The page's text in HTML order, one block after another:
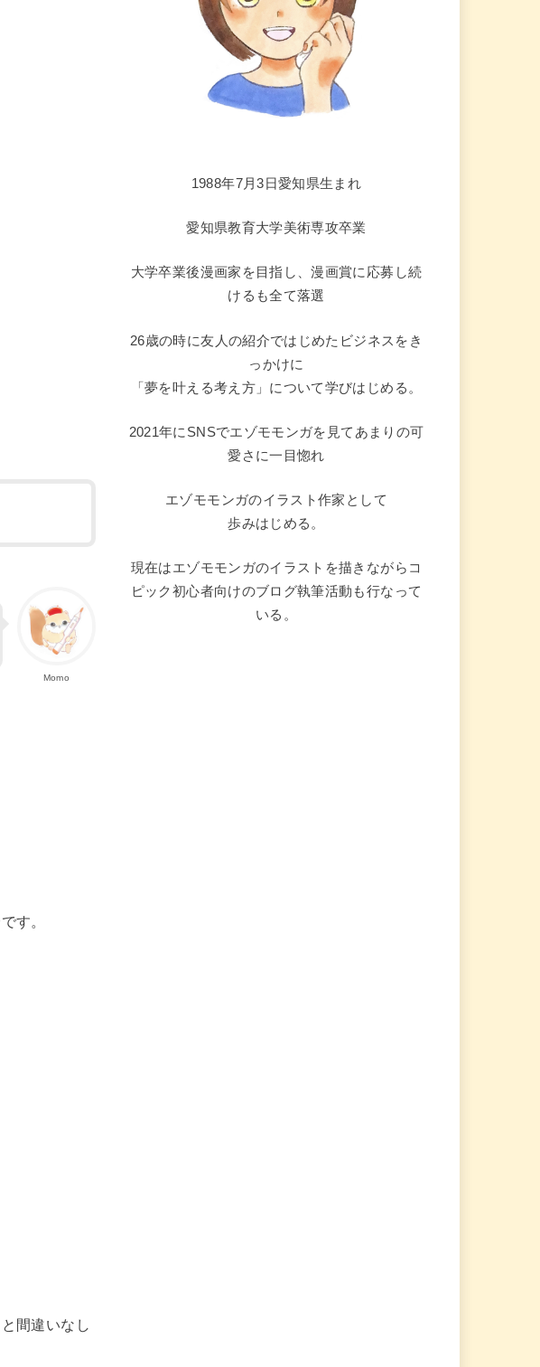
Momo
す。
間違いなし
1988年7月3日愛知県生まれ
愛知県教育大学美術専攻卒業
大学卒業後漫画家を目指し、漫画賞に応募し続
けるも全て落選
26歳の時に友人の紹介ではじめたビジネスをき
っかけに
「夢を叶える考え方」について学びはじめる。
2021年にSNSでエゾモモンガを見てあまりの可
愛さに一目惚れ
エゾモモンガのイラスト作家として
歩みはじめる。
現在はエゾモモンガのイラストを描きながらコ
ピック初心者向けのブログ執筆活動も行なって
いる。